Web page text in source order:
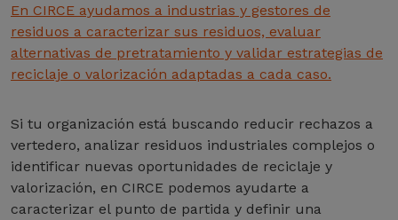
En CIRCE ayudamos a industrias y gestores de
residuos a caracterizar sus residuos, evaluar
alternativas de pretratamiento y validar estrategias de
reciclaje o valorización adaptadas a cada caso.
Si tu organización está buscando reducir rechazos a
vertedero, analizar residuos industriales complejos o
identificar nuevas oportunidades de reciclaje y
valorización, en CIRCE podemos ayudarte a
caracterizar el punto de partida y definir una